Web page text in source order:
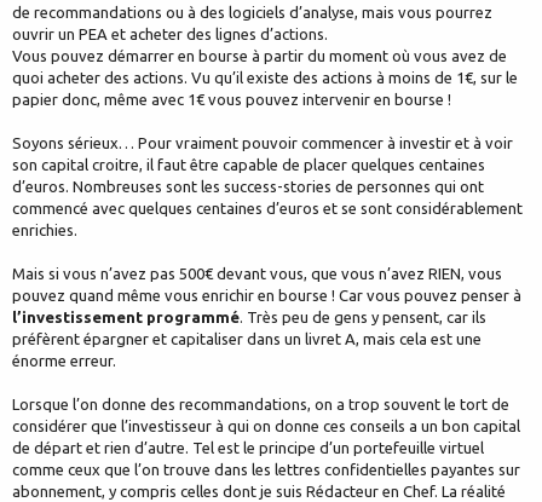
de recommandations ou à des logiciels d’analyse, mais vous pourrez
ouvrir un PEA et acheter des lignes d’actions.
Vous pouvez démarrer en bourse à partir du moment où vous avez de
quoi acheter des actions. Vu qu’il existe des actions à moins de 1€, sur le
papier donc, même avec 1€ vous pouvez intervenir en bourse !
Soyons sérieux… Pour vraiment pouvoir commencer à investir et à voir
son capital croitre, il faut être capable de placer quelques centaines
d’euros. Nombreuses sont les success-stories de personnes qui ont
commencé avec quelques centaines d’euros et se sont considérablement
enrichies.
Mais si vous n’avez pas 500€ devant vous, que vous n’avez RIEN, vous
pouvez quand même vous enrichir en bourse ! Car vous pouvez penser à
l’investissement programmé. Très peu de gens y pensent, car ils
préfèrent épargner et capitaliser dans un livret A, mais cela est une
énorme erreur.
Lorsque l’on donne des recommandations, on a trop souvent le tort de
considérer que l’investisseur à qui on donne ces conseils a un bon capital
de départ et rien d’autre. Tel est le principe d’un portefeuille virtuel
comme ceux que l’on trouve dans les lettres confidentielles payantes sur
abonnement, y compris celles dont je suis Rédacteur en Chef. La réalité